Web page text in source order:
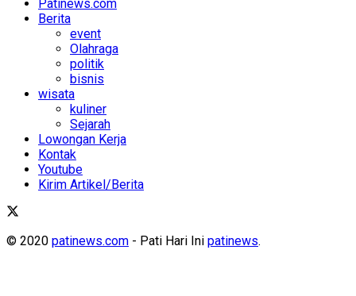
Patinews.com
Berita
event
Olahraga
politik
bisnis
wisata
kuliner
Sejarah
Lowongan Kerja
Kontak
Youtube
Kirim Artikel/Berita
© 2020 patinews.com - Pati Hari Ini patinews.